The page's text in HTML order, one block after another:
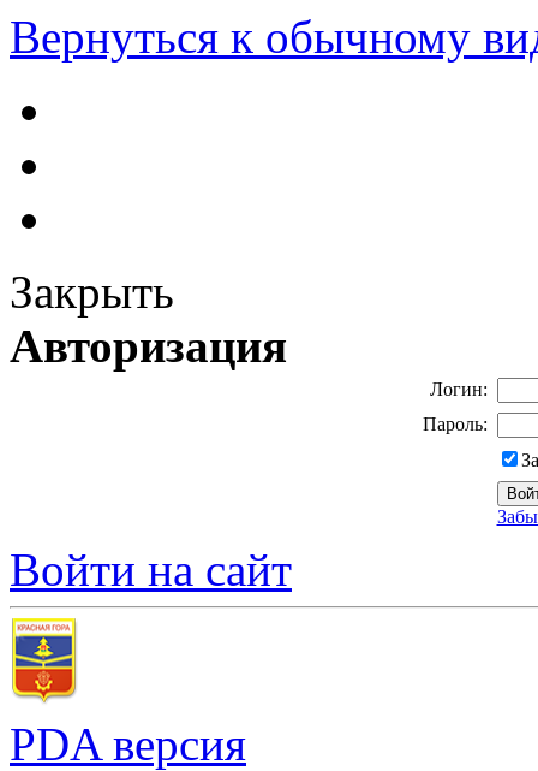
Вернуться к обычному
Закрыть
Авторизация
Логин:
Пароль:
Войти на сайт
PDA версия